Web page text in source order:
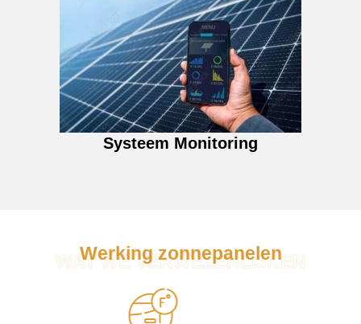
Systeem Monitoring
WAT WE VERWEZENLIJKEN
Werking zonnepanelen